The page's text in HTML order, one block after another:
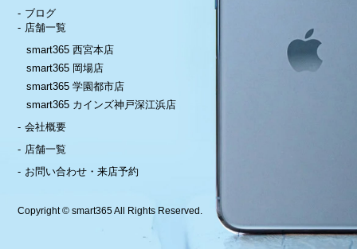
ブログ
店舗一覧
smart365 西宮本店
smart365 岡場店
smart365 学園都市店
smart365 カインズ神戸深江浜店
会社概要
店舗一覧
お問い合わせ・来店予約
Copyright © smart365 All Rights Reserved.